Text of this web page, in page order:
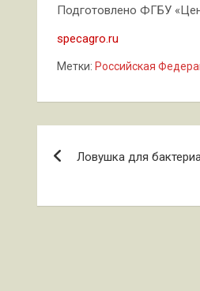
Подготовлено ФГБУ
specagro.ru
Метки: Российская
записям
Ловушка для